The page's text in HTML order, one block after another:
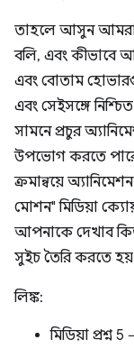
তাহলে আসুন আমরা
বলি, এবং কীভাবে
এবং বোতাম
এবং সেইসঙ্গে
সামনে প্রচুর
উপভোগ করতে
ক্রমান্বয়ে
মোশন" মিডিয়া
আপনাকে দেখাব
সুইচ তৈরি করতে
লিঙ্ক:
মিডিয়া প্রশ্ন